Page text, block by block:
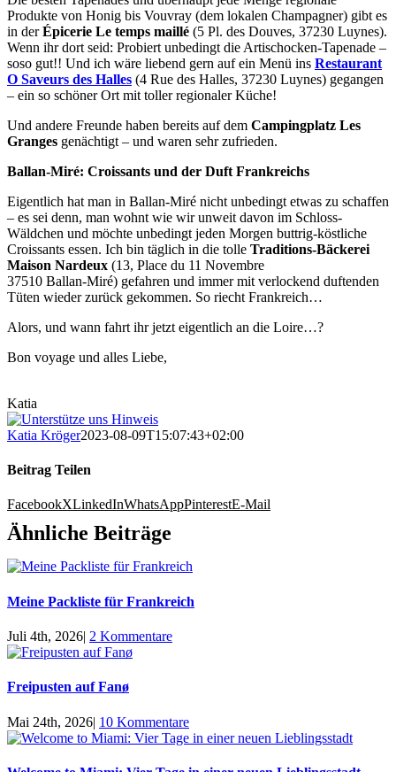
Produkte von Honig bis Vouvray (dem lokalen Champagner) gibt es
in derÉpicerie Le temps maillé (5 Pl. des Douves, 37230 Luynes).
Wenn ihr dort seid: Probiert unbedingt die Artischocken-Tapenade –
soso gut!! Und ich wäre liebend gern auf ein Menü ins Restaurant
O Saveurs des Halles (4 Rue des Halles, 37230 Luynes) gegangen
– ein so schöner Ort mit toller regionaler Küche!
Und andere Freunde haben bereits auf dem Campingplatz Les
Granges genächtigt – und waren sehr zufrieden.
Ballan-Miré: Croissants und der Duft Frankreichs
Eigentlich hat man in Ballan-Miré nicht unbedingt etwas zu schaffen
– es sei denn, man wohnt wie wir unweit davon im Schloss-
Wäldchen und möchte unbedingt jeden Morgen buttrig-köstliche
Croissants essen. Ich bin täglich in die tolle Traditions-Bäckerei
Maison Nardeux (13, Place du 11 Novembre
37510 Ballan-Miré) gefahren und immer mit verlockend duftenden
Tüten wieder zurück gekommen. So riecht Frankreich…
Alors, und wann fahrt ihr jetzt eigentlich an die Loire…?
Bon voyage und alles Liebe,
Katia
Katia Kröger2023-08-09T15:07:43+02:00
Beitrag Teilen
FacebookXLinkedInWhatsAppPinterestE-Mail
Ähnliche Beiträge
Meine Packliste für Frankreich
Juli 4th, 2026| 2 Kommentare
Freipusten auf Fanø
Mai 24th, 2026| 10 Kommentare